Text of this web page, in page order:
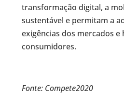
transformação digital, a
sustentável e permitam a
exigências dos mercados e
consumidores.
Fonte: Compete2020